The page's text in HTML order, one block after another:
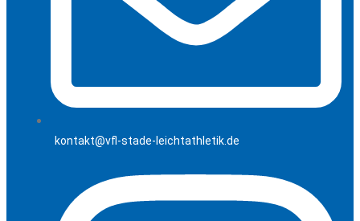
kontakt@vfl-stade-leichtathletik.de